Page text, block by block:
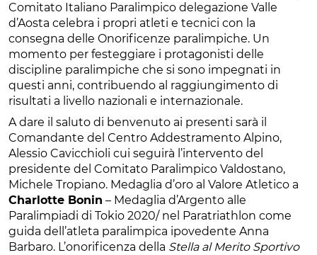
Comitato Italiano Paralimpico delegazione Valle
d’Aosta celebra i propri atleti e tecnici con la
consegna delle Onorificenze paralimpiche. Un
momento per festeggiare i protagonisti delle
discipline paralimpiche che si sono impegnati in
questi anni, contribuendo al raggiungimento di
risultati a livello nazionali e internazionale.
A dare il saluto di benvenuto ai presenti sarà il
Comandante del Centro Addestramento Alpino,
Alessio Cavicchioli cui seguirà l’intervento del
presidente del Comitato Paralimpico Valdostano,
Michele Tropiano. Medaglia d’oro al Valore Atletico a
Charlotte Bonin – Medaglia d’Argento alle
Paralimpiadi di Tokio 2020/ nel Paratriathlon come
guida dell’atleta paralimpica ipovedente Anna
Barbaro. L’onorificenza della Stella al Merito Sportivo